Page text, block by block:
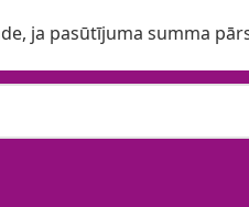
ja pasūtījuma summa